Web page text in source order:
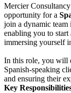
Mercier
opportunity for a
join a dynamic
enabling you to
immersing yourself
In this role, you will
Spanish-speaking
and ensuring their
Key